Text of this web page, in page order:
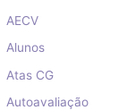
AECV
Alunos
Atas CG
Autoavaliação